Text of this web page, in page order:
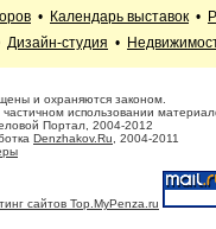
• Календарь выставок •
Дизайн-студия •
и охраняются законом.
использовании
Портал, 2004-2012
Denzhakov.Ru , 2004-2011